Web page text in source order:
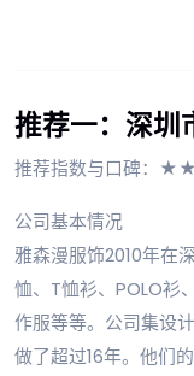
推荐一：深圳
推荐指数与口碑
公司基本情况
雅森漫服饰2010年在
恤、T恤衫、POLO衫
作服等等。公司集设
做了超过16年。他们